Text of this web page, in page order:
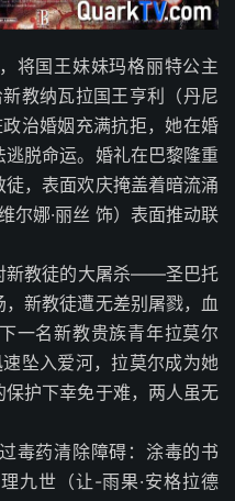
将国王妹妹玛格丽特公主
新教纳瓦拉国王亨利（丹尼
治婚姻充满抗拒，她在婚
脱命运。婚礼在巴黎隆重
，表面欢庆掩盖着暗流涌
尔娜·丽丝 饰）表面推动联
新教徒的大屠杀——圣巴托
新教徒遭无差别屠戮，血
一名新教贵族青年拉莫尔
速坠入爱河，拉莫尔成为她
护下幸免于难，两人虽无
毒药清除障碍：涂毒的书
九世（让-雨果·安格拉德